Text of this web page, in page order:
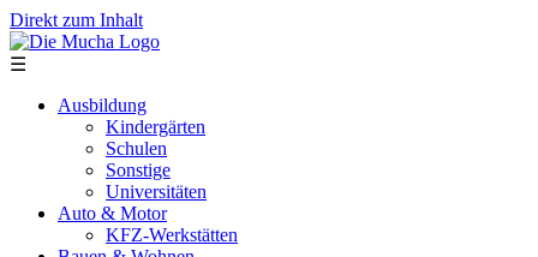
Direkt zum Inhalt
☰
Ausbildung
Kindergärten
Schulen
Sonstige
Universitäten
Auto & Motor
KFZ-Werkstätten